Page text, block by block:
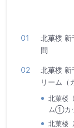
北菓楼 新
間
北菓楼
リーム（
北菓楼
ム①カ
北菓楼